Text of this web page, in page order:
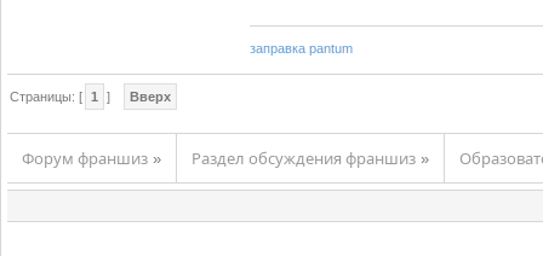
заправка pantum
Страницы: [ 1 ] Вверх
Форум франшиз » Раздел обсуждения франшиз »